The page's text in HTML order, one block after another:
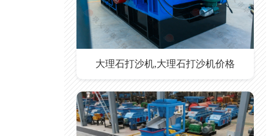
大理石打沙机,大理石打沙机价格